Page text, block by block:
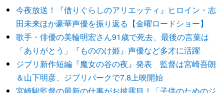
今夜放送！『借りぐらしのアリエッティ』ヒロイン・志
田未来ほか豪華声優を振り返る【金曜ロードショー】
歌手・俳優の美輪明宏さん91歳で死去、最後の言葉は
「ありがとう」『もののけ姫』声優など多才に活躍
ジブリ新作短編『魔女の谷の夜』発表 監督は宮崎吾朗
＆山下明彦、ジブリパークで7.8上映開始